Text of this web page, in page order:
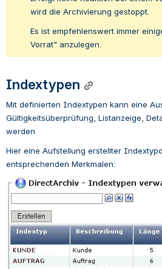
wird die Archivierung gestoppt.
Es ist empfehlenswert immer
Vorrat" anzulegen.
Indextypen
Mit definierten Indextypen kann eine
Gültigkeitsüberprüfung, Listanzeige,
werden
Hier eine Aufstellung erstellter
entsprechenden Merkmalen: